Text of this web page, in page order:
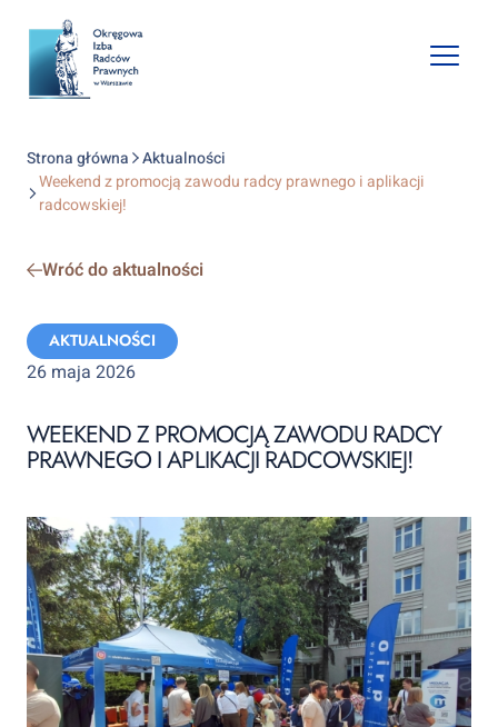
Open
Strona główna
Aktualności
Weekend z promocją zawodu radcy prawnego i aplikacji
radcowskiej!
Wróć do aktualności
Categories:
AKTUALNOŚCI
26 maja 2026
WEEKEND Z PROMOCJĄ ZAWODU RADCY
PRAWNEGO I APLIKACJI RADCOWSKIEJ!